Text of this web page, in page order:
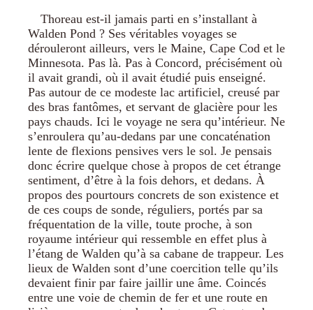
Thoreau est-il jamais parti en s’installant à
Walden Pond ? Ses véritables voyages se
dérouleront ailleurs, vers le Maine, Cape Cod et le
Minnesota. Pas là. Pas à Concord, précisément où
il avait grandi, où il avait étudié puis enseigné.
Pas autour de ce modeste lac artificiel, creusé par
des bras fantômes, et servant de glacière pour les
pays chauds. Ici le voyage ne sera qu’intérieur. Ne
s’enroulera qu’au-dedans par une concaténation
lente de flexions pensives vers le sol. Je pensais
donc écrire quelque chose à propos de cet étrange
sentiment, d’être à la fois dehors, et dedans. À
propos des pourtours concrets de son existence et
de ces coups de sonde, réguliers, portés par sa
fréquentation de la ville, toute proche, à son
royaume intérieur qui ressemble en effet plus à
l’étang de Walden qu’à sa cabane de trappeur. Les
lieux de Walden sont d’une coercition telle qu’ils
devaient finir par faire jaillir une âme. Coincés
entre une voie de chemin de fer et une route en